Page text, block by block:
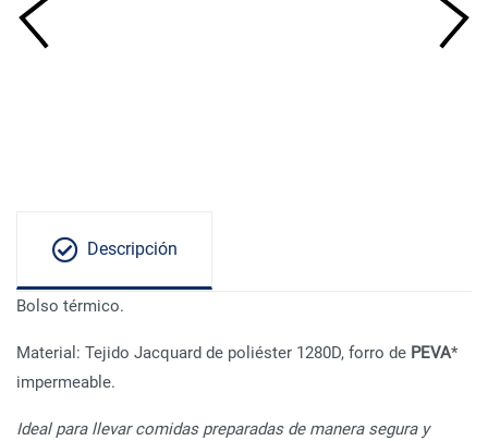
Descripción
Bolso térmico.
Material: Tejido Jacquard de poliéster 1280D, forro de PEVA*
impermeable.
Ideal para llevar comidas preparadas de manera segura y